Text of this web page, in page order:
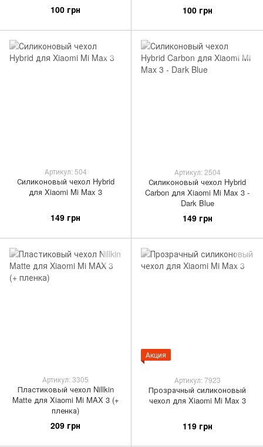
100 грн 100 грн
Артикул: 504
Силиконовый чехол Hybrid
для Xiaomi Mi Max 3
149 грн
Артикул: 2504
Силиконовый чехол Hybrid
Carbon для Xiaomi Mi Max 3 -
Dark Blue
149 грн
Артикул: 3305
Пластиковый чехол Nillkin
Matte для Xiaomi Mi MAX 3 (+
пленка)
209 грн
Акция
Артикул: 7923
Прозрачный силиконовый
чехол для Xiaomi Mi Max 3
119 грн